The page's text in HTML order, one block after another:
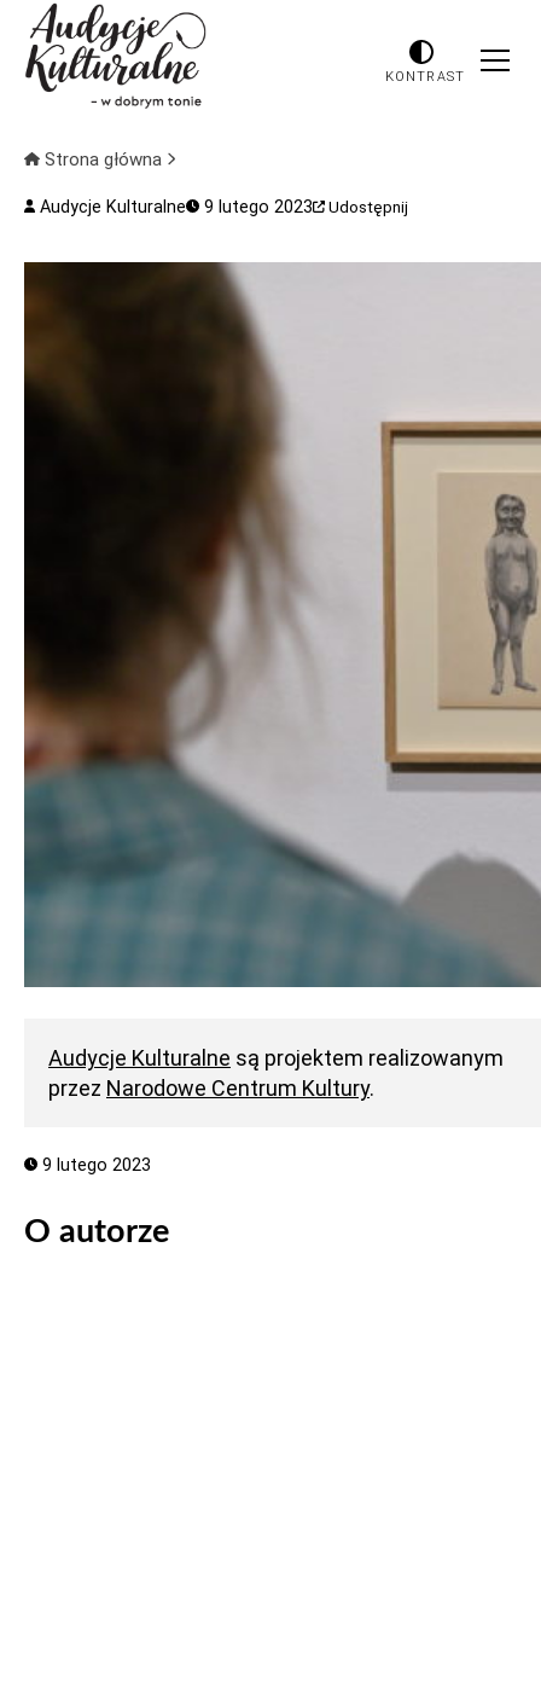
KONTRAST
Strona główna
Audycje Kulturalne 9 lutego 2023 Udostępnij
Audycje Kulturalne są projektem realizowanym
przez Narodowe Centrum Kultury.
9 lutego 2023
O autorze